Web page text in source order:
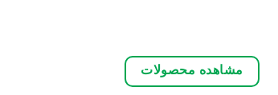
مشاهده محصولات